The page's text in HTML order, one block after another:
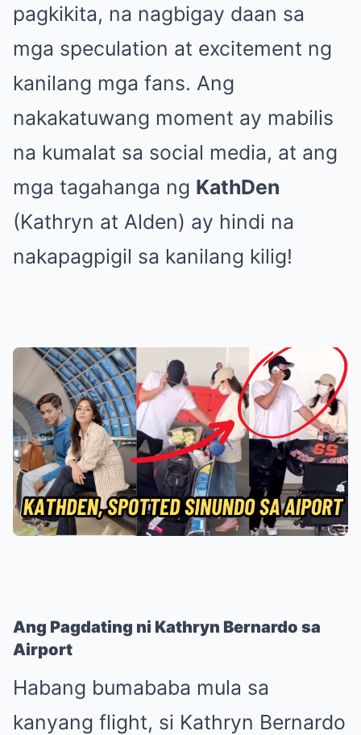
pagkikita, na nagbigay daan sa
mga speculation at excitement ng
kanilang mga fans. Ang
nakakatuwang moment ay mabilis
na kumalat sa social media, at ang
mga tagahanga ng KathDen
(Kathryn at Alden) ay hindi na
nakapagpigil sa kanilang kilig!
Ang Pagdating ni Kathryn Bernardo sa
Airport
Habang bumababa mula sa
kanyang flight, si Kathryn Bernardo